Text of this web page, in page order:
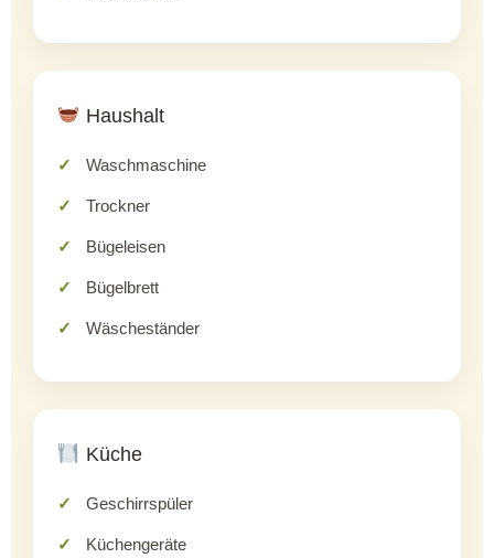
Haushalt
Waschmaschine
Trockner
Bügeleisen
Bügelbrett
Wäscheständer
Küche
Geschirrspüler
Küchengeräte